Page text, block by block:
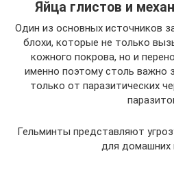
Яйца глистов и
Один из основных источников
блохи, которые не только
кожного покрова, но и
именно поэтому столь важно
только от паразитических
Гельминты представляют
для домашних